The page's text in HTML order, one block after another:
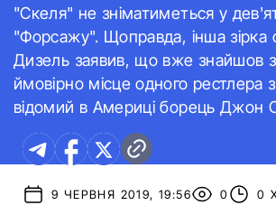
"Скеля" не зніматиметься у
"Форсажу". Щоправда, інша зірка
Дизель заявив, що вже знайшов
ймовірно місце одного рестлера
відомий в Америці борець Джон
9 ЧЕРВНЯ 2019, 19:56 0 0